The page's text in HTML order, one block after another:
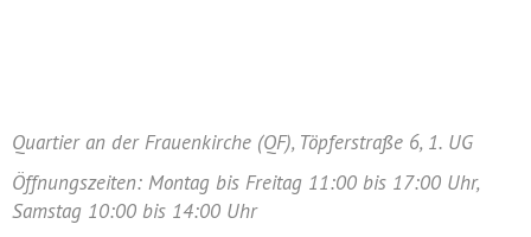
Quartier an der Frauenkirche (QF), Töpferstraße 6, 1. UG
Öffnungszeiten: Montag bis Freitag 11:00 bis 17:00 Uhr,
Samstag 10:00 bis 14:00 Uhr